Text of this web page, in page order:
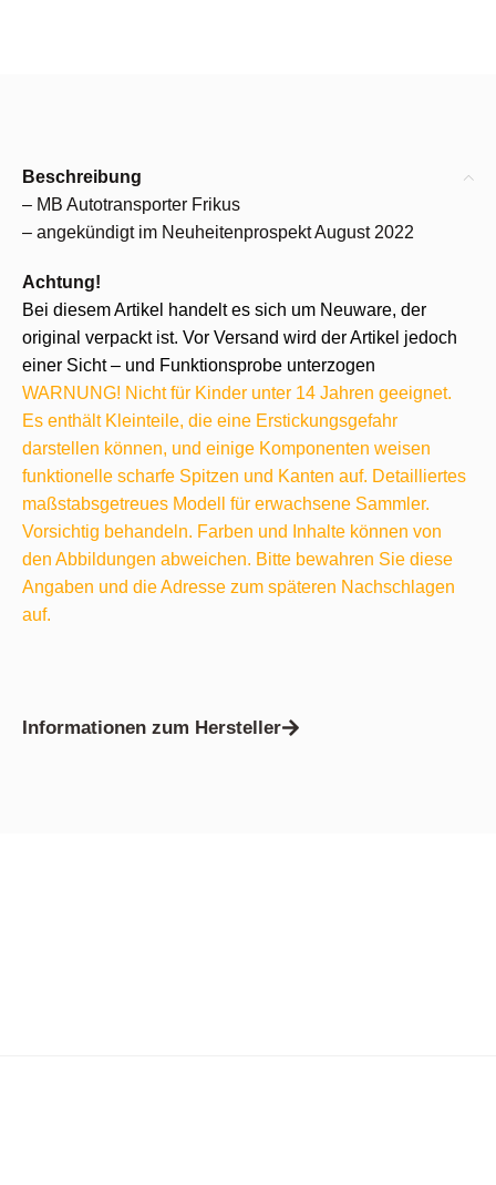
Beschreibung
– MB Autotransporter Frikus
– angekündigt im Neuheitenprospekt August 2022
Achtung!
Bei diesem Artikel handelt es sich um Neuware, der
original verpackt ist. Vor Versand wird der Artikel jedoch
einer Sicht – und Funktionsprobe unterzogen
WARNUNG! Nicht für Kinder unter 14 Jahren geeignet.
Es enthält Kleinteile, die eine Erstickungsgefahr
darstellen können, und einige Komponenten weisen
funktionelle scharfe Spitzen und Kanten auf. Detailliertes
maßstabsgetreues Modell für erwachsene Sammler.
Vorsichtig behandeln. Farben und Inhalte können von
den Abbildungen abweichen. Bitte bewahren Sie diese
Angaben und die Adresse zum späteren Nachschlagen
auf.
Informationen zum Hersteller